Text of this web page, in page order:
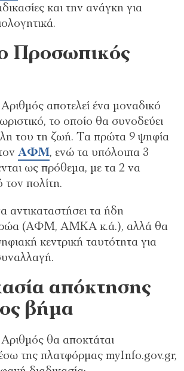
και την ανάγκη για
ο Προσωπικός
αποτελεί ένα μοναδικό
το οποίο θα συνοδεύει
του τη ζωή. Τα πρώτα 9 ψηφία
ΑΦΜ, ενώ τα υπόλοιπα 3
ως πρόθεμα, με τα 2 να
τον πολίτη.
αντικαταστήσει τα ήδη
(ΑΦΜ, ΑΜΚΑ κ.ά.), αλλά θα
κεντρική ταυτότητα για
απόκτησης
βήμα
θα αποκτάται
της πλατφόρμας myInfo.gov.gr,